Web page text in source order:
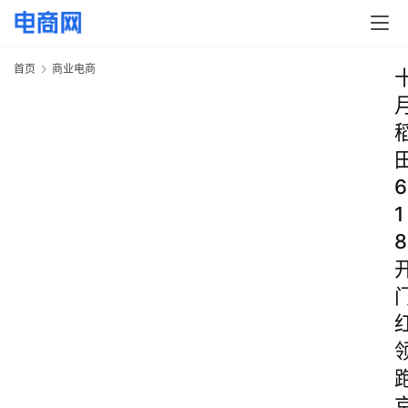
首页 商业电商
6
1
8